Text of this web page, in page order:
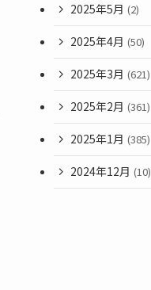
2025年5月 (2)
2025年4月 (50)
2025年3月 (621)
2025年2月 (361)
2025年1月 (385)
2024年12月 (10)